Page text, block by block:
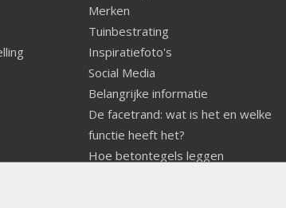
Merken
Tuinbestrating
Inspiratiefoto's
Social Media
Belangrijke informatie
De facetrand: wat is het en welke
functie heeft het?
Hoe betontegels leggen